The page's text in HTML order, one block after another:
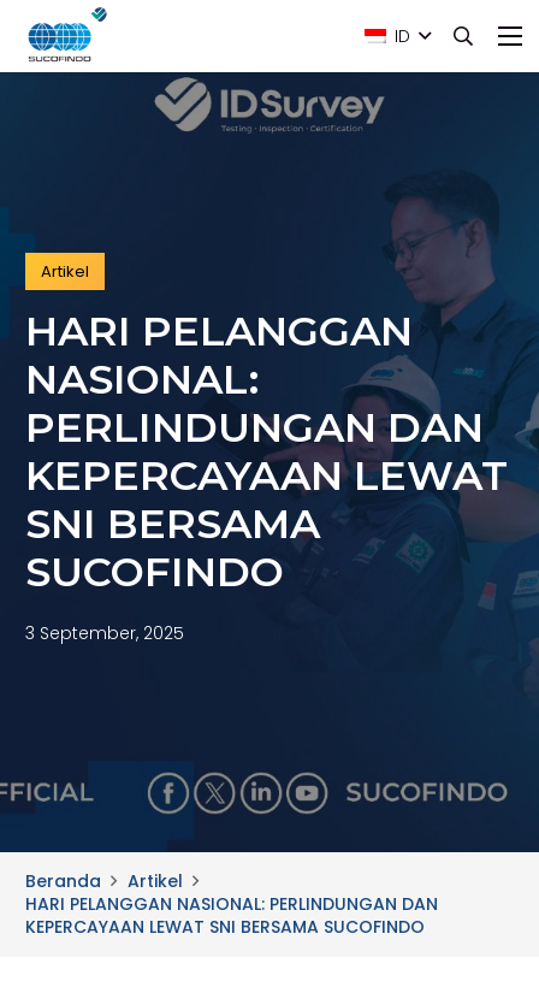
ID
Artikel
HARI PELANGGAN
NASIONAL:
PERLINDUNGAN DAN
KEPERCAYAAN LEWAT
SNI BERSAMA
SUCOFINDO
3 September, 2025
Beranda
Artikel
HARI PELANGGAN NASIONAL: PERLINDUNGAN DAN
KEPERCAYAAN LEWAT SNI BERSAMA SUCOFINDO